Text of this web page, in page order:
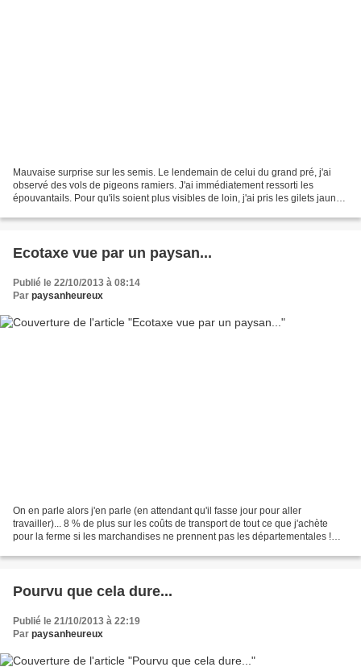
Mauvaise surprise sur les semis. Le lendemain de celui du grand pré, j'ai
observé des vols de pigeons ramiers. J'ai immédiatement ressorti les
épouvantails. Pour qu'ils soient plus visibles de loin, j'ai pris les gilets jaunes
Ecotaxe vue par un paysan...
Publié le 22/10/2013 à 08:14
Par paysanheureux
On en parle alors j'en parle (en attendant qu'il fasse jour pour aller
travailler)... 8 % de plus sur les coûts de transport de tout ce que j'achète
pour la ferme si les marchandises ne prennent pas les départementales !
Pourvu que cela dure...
Publié le 21/10/2013 à 22:19
Par paysanheureux